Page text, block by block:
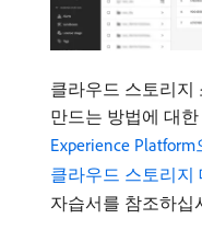
클라우드 스토리지
만드는 방법에 대
Experience
클라우드 스토리지
자습서를 참조하십